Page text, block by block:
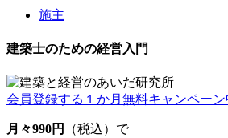
施主
建築士のための経営入門
会員登録する １か月無料キャンペーン
月々990円
（税込）で